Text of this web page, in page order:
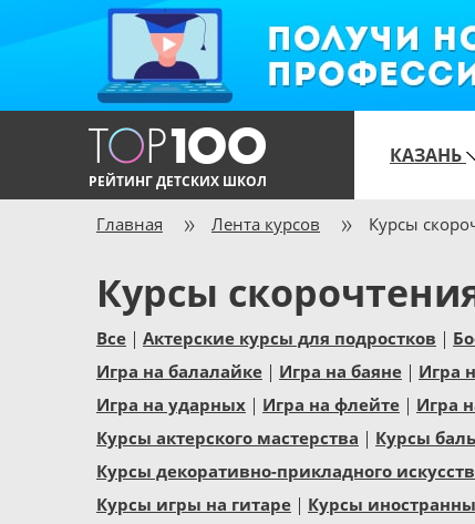
РЕЙТИНГ ДЕТСКИХ ШКОЛ
КАЗАНЬ
Главная Лента курсов Курсы
Курсы
Все Актерские курсы для подростков
Игра на балалайке
Игра на баяне Игра
Игра на ударных
Игра на флейте Игра
Курсы актерского мастерства
Курсы
Курсы декоративно-прикладного
Курсы игры на гитаре
Курсы